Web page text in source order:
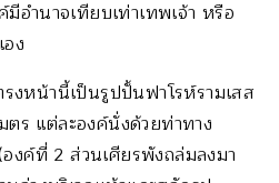
อำนาจเทียบเท่าเทพเจ้า หรือ
ง
หน้านี้เป็นรูปปั้นฟาโรห์รามเสส
ร แต่ละองค์นั่งด้วยท่าทาง
งค์ที่ 2 ส่วนเศียรพังถล่มลงมา